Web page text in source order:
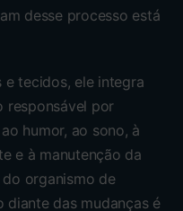
desse processo está
e tecidos, ele integra
responsável por
humor, ao sono, à
e à manutenção da
organismo de
diante das mudanças é